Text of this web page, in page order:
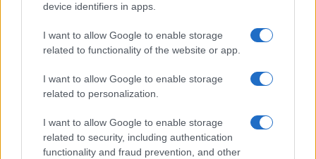
device identifiers in apps.
I want to allow Google to enable storage
related to functionality of the website or app.
I want to allow Google to enable storage
related to personalization.
I want to allow Google to enable storage
related to security, including authentication
functionality and fraud prevention, and other